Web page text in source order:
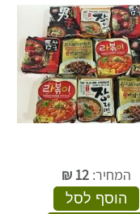
המחיר:12
₪
הוסף לסל